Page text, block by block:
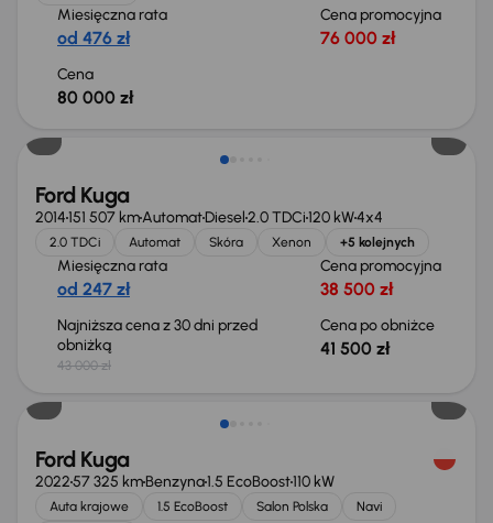
Miesięczna rata
od 476 zł
Cena promocyjna
76 000 zł
Cena
80 000 zł
Taniej o 1 500 zł
Ford Kuga
2014151 507 kmAutomatDiesel2.0 TDCi120 kW4x4
2.0 TDCi Automat Skóra Xenon +5 kolejnych
Miesięczna rata
od 247 zł
Cena promocyjna
38 500 zł
Najniższa cena z 30 dni przed
obniżką
43 000 zł
Cena po obniżce
41 500 zł
Taniej o 2 000 zł
Ford Kuga
202257 325 kmBenzyna1.5 EcoBoost110 kW
Auta krajowe 1.5 EcoBoost Salon Polska
Navi